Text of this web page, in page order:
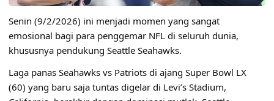
Senin (9/2/2026) ini menjadi momen yang sangat
emosional bagi para penggemar NFL di seluruh dunia,
khususnya pendukung Seattle Seahawks.
Laga panas Seahawks vs Patriots di ajang Super Bowl LX
(60) yang baru saja tuntas digelar di Levi’s Stadium,